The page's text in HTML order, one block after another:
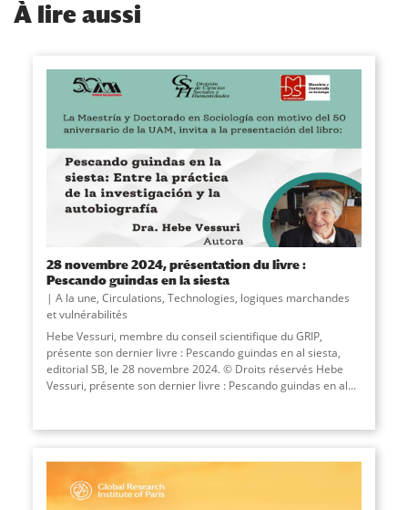
À lire aussi
28 novembre 2024, présentation du livre :
Pescando guindas en la siesta
A la une, Circulations, Technologies, logiques marchandes
et vulnérabilités
Hebe Vessuri, membre du conseil scientifique du GRIP,
présente son dernier livre : Pescando guindas en al siesta,
editorial SB, le 28 novembre 2024. © Droits réservés Hebe
Vessuri, présente son dernier livre : Pescando guindas en al...